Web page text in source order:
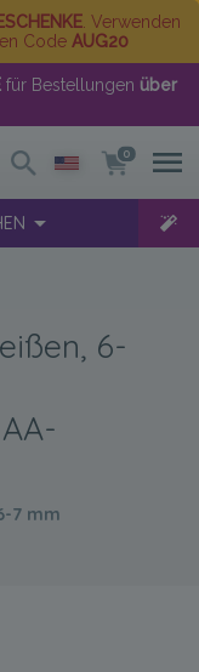
. Verwenden
Code AUG20
für Bestellungen über
0
6-
7 mm